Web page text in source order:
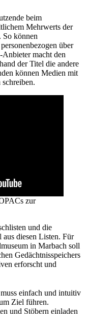
beim
Mehrwerts der
So können
über
macht den
der Titel die andere
können Medien mit
schreiben.
zur
und die
diesen Listen. Für
in Marbach soll
Gedächtnisspeichers
erforscht und
einfach und intuitiv
Ziel führen.
und Stöbern einladen